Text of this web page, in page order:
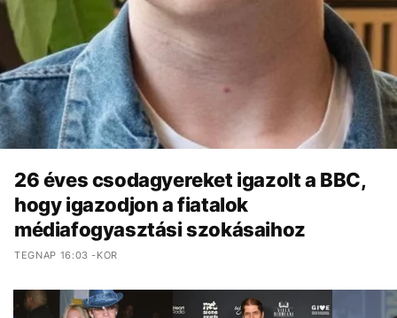
26 éves csodagyereket igazolt a BBC,
hogy igazodjon a fiatalok
médiafogyasztási szokásaihoz
TEGNAP 16:03 -KOR